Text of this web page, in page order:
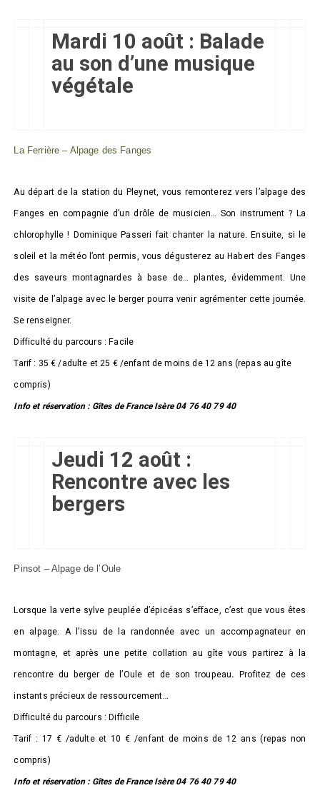
Mardi 10 août : Balade
au son d’une musique
végétale
La Ferrière – Alpage des Fanges
Au départ de la station du Pleynet, vous remonterez vers l’alpage des
Fanges en compagnie d’un drôle de musicien… Son instrument ? La
chlorophylle ! Dominique Passeri fait chanter la nature. Ensuite, si le
soleil et la météo l’ont permis, vous dégusterez au Habert des Fanges
des saveurs montagnardes à base de… plantes, évidemment. Une
visite de l’alpage avec le berger pourra venir agrémenter cette journée.
Se renseigner.
Difficulté du parcours : Facile
Tarif : 35 € /adulte et 25 € /enfant de moins de 12 ans (repas au gîte
compris)
Info et réservation : Gîtes de France Isère 04 76 40 79 40
Jeudi 12 août :
Rencontre avec les
bergers
Pinsot – Alpage de l’Oule
Lorsque la verte sylve peuplée d’épicéas s’efface, c’est que vous êtes
en alpage. A l’issu de la randonnée avec un accompagnateur en
montagne, et après une petite collation au gîte vous partirez à la
rencontre du berger de l’Oule et de son troupeau. Profitez de ces
instants précieux de ressourcement…
Difficulté du parcours : Difficile
Tarif : 17 € /adulte et 10 € /enfant de moins de 12 ans (repas non
compris)
Info et réservation : Gîtes de France Isère 04 76 40 79 40